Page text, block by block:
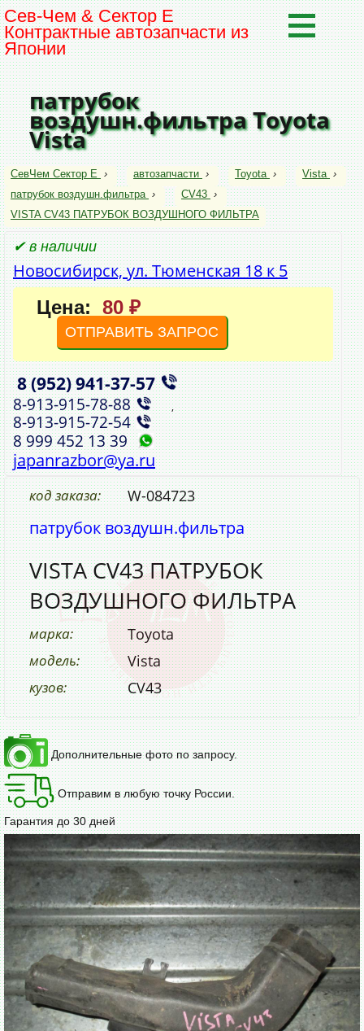
Сев-Чем & Сектор Е
Контрактные автозапчасти из
Японии
патрубок
воздушн.фильтра Toyota
Vista
СевЧем Сектор Е › автозапчасти › Toyota › Vista ›
патрубок воздушн.фильтра › CV43 ›
VISTA CV43 ПАТРУБОК ВОЗДУШНОГО ФИЛЬТРА
✔ в наличии
Новосибирск, ул. Тюменская 18 к 5
Цена: 80 ₽
ОТПРАВИТЬ ЗАПРОС
8 (952)941‑37‑57 ,
8‑913‑915‑78‑88 ,
8‑913‑915‑72‑54
8 999 452 13 39
japanrazbor@ya.ru
код заказа: W-084723
патрубок воздушн.фильтра
VISTA CV43 ПАТРУБОК
ВОЗДУШНОГО ФИЛЬТРА
марка: Toyota
модель: Vista
кузов: CV43
Дополнительные фото по запросу.
Отправим в любую точку России.
Гарантия до 30 дней